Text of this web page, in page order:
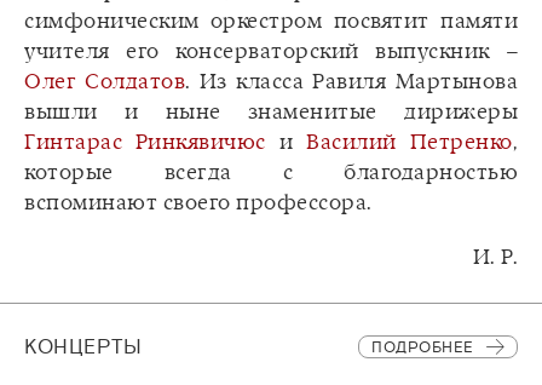
симфоническим оркестром посвятит памяти
учителя его консерваторский выпускник –
Олег Солдатов. Из класса Равиля Мартынова
вышли и ныне знаменитые дирижеры
Гинтарас Ринкявичюс иВасилий Петренко,
которые всегда с благодарностью
вспоминают своего профессора.
И. Р.
КОНЦЕРТЫ ПОДРОБНЕЕ